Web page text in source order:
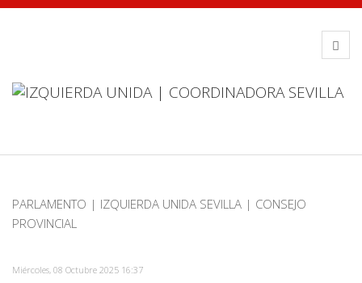
PARLAMENTO | IZQUIERDA UNIDA SEVILLA | CONSEJO
PROVINCIAL
Miércoles, 08 Octubre 2025 16:37